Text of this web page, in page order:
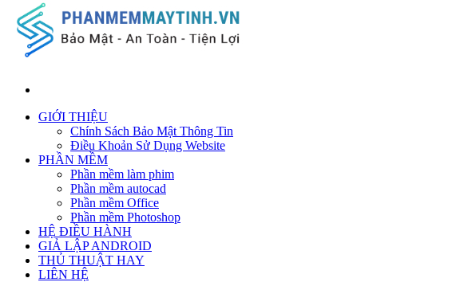
GIỚI THIỆU
Chính Sách Bảo Mật Thông Tin
Điều Khoản Sử Dụng Website
PHẦN MỀM
Phần mềm làm phim
Phần mềm autocad
Phần mềm Office
Phần mềm Photoshop
HỆ ĐIỀU HÀNH
GIẢ LẬP ANDROID
THỦ THUẬT HAY
LIÊN HỆ